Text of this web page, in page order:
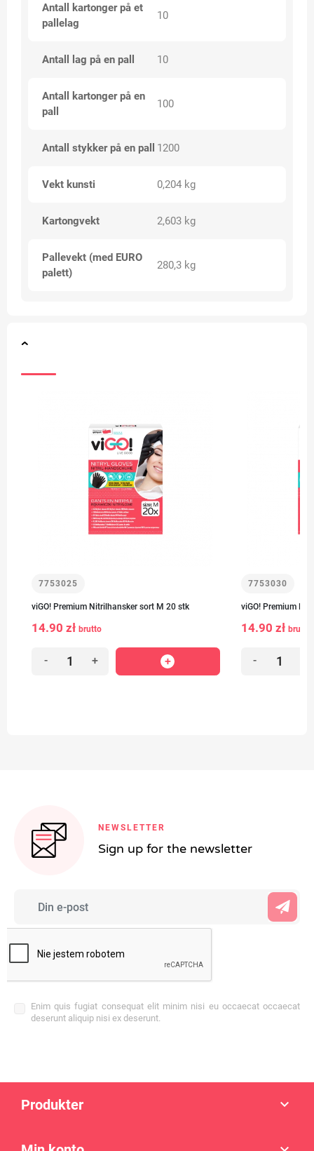
Antall kartonger på et
pallelag
10
Antall lag på en pall 10
Antall kartonger på en
pall
100
Antall stykker på en pall 1200
Vekt kunsti 0,204 kg
Kartongvekt 2,603 kg
Pallevekt (med EURO
palett)
280,3 kg
7753025
viGO! Premium Nitrilhansker sort M 20 stk
14.90 zł brutto
- +
7753030
viGO! Premium
14.90 zł brutto
-
NEWSLETTER
Sign up for the newsletter
Enim quis fugiat consequat elit minim nisi eu occaecat occaecat
deserunt aliquip nisi ex deserunt.
Produkter 